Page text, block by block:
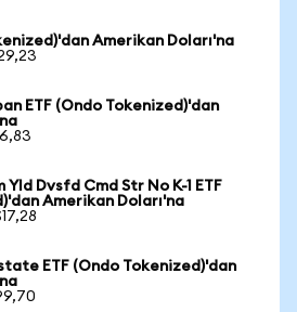
Amerikan Doları'na
ETF (Ondo Tokenized)'dan
Yld Dvsfd Cmd Str No K-1 ETF
Amerikan Doları'na
ETF (Ondo Tokenized)'dan